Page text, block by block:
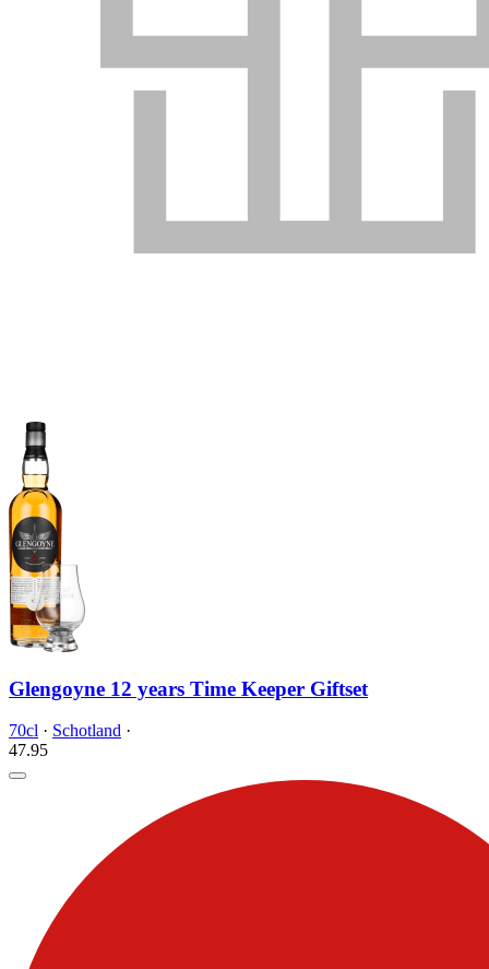
Glengoyne 12 years Time Keeper Giftset
70cl · Schotland ·
47.95